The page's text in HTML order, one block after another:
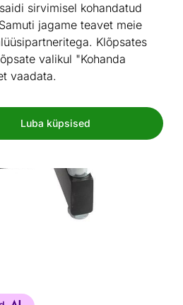
sirvimisel kohandatud
jagame teavet meie
Klõpsates
valikul "Kohanda
vaadata.
Luba küpsised